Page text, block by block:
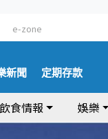
e-zone
新聞 定期存款
飲食情報 娛樂